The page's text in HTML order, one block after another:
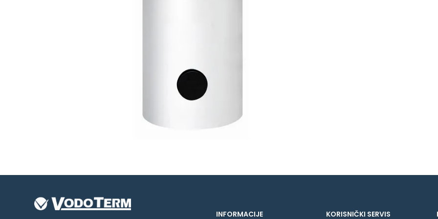
INFORMACIJE KORISNIČKI SERVIS